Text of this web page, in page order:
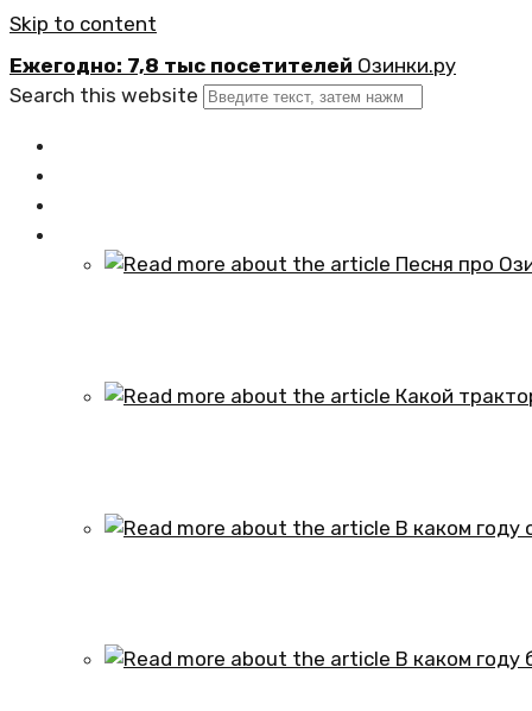
Skip to content
Ежегодно: 7,8 тыс посетителей Озинки.ру
Search this website